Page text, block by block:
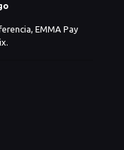
EMMA Pay